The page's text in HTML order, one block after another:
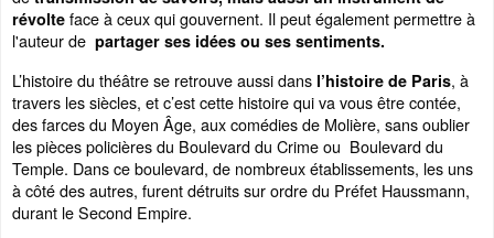
révolte face à ceux qui gouvernent. Il peut également permettre à
l'auteur de partager ses idées ou ses sentiments.
L’histoire du théâtre se retrouve aussi dans l’histoire de Paris, à
travers les siècles, et c’est cette histoire qui va vous être contée,
des farces du Moyen Âge, aux comédies de Molière, sans oublier
les pièces policières du Boulevard du Crime ou Boulevard du
Temple. Dans ce boulevard, de nombreux établissements, les uns
à côté des autres, furent détruits sur ordre du Préfet Haussmann,
durant le Second Empire.